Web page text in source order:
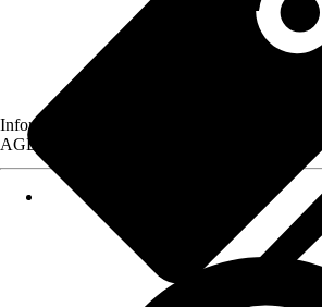
Informationen des Verkäufers, wie z. B.
AGB, finden Sie bei Klick auf den